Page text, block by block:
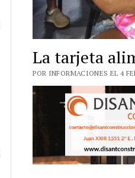
La tarjeta
POR INFORMACIONES EL 4